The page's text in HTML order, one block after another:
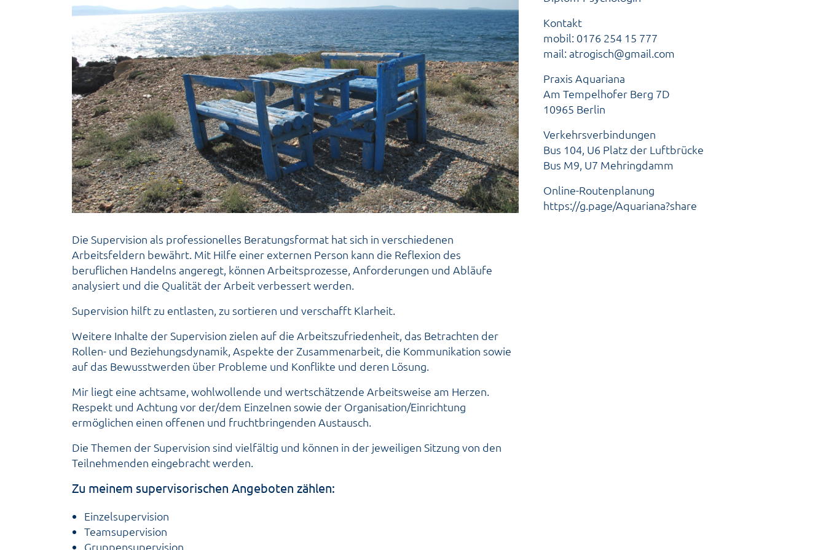
Die Supervision als professionelles Beratungsformat hat sich in verschiedenen
Arbeitsfeldern bewährt. Mit Hilfe einer externen Person kann die Reflexion des
beruflichen Handelns angeregt, können Arbeitsprozesse, Anforderungen und Abläufe
analysiert und die Qualität der Arbeit verbessert werden.
Supervision hilft zu entlasten, zu sortieren und verschafft Klarheit.
Weitere Inhalte der Supervision zielen auf die Arbeitszufriedenheit, das Betrachten der
Rollen- und Beziehungsdynamik, Aspekte der Zusammenarbeit, die Kommunikation sowie
auf das Bewusstwerden über Probleme und Konflikte und deren Lösung.
Mir liegt eine achtsame, wohlwollende und wertschätzende Arbeitsweise am Herzen.
Respekt und Achtung vor der/dem Einzelnen sowie der Organisation/Einrichtung
ermöglichen einen offenen und fruchtbringenden Austausch.
Die Themen der Supervision sind vielfältig und können in der jeweiligen Sitzung von den
Teilnehmenden eingebracht werden.
Zu meinem supervisorischen Angeboten zählen:
Einzelsupervision
Teamsupervision
Gruppensupervision
Kontakt
mobil: 0176 254 15 777
mail: atrogisch@gmail.com
Praxis Aquariana
Am Tempelhofer Berg 7D
10965 Berlin
Verkehrsverbindungen
Bus 104, U6 Platz der Luftbrücke
Bus M9, U7 Mehringdamm
Online-Routenplanung
https://g.page/Aquariana?share